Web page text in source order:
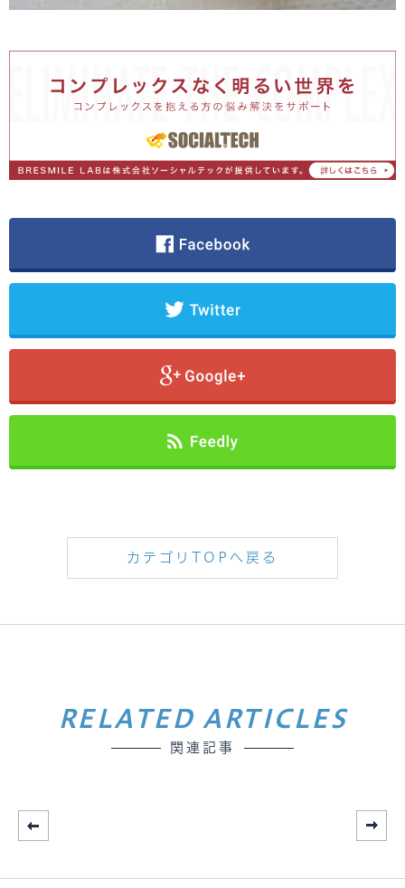
カテゴリTOPへ戻る
RELATED ARTICLES
関連記事